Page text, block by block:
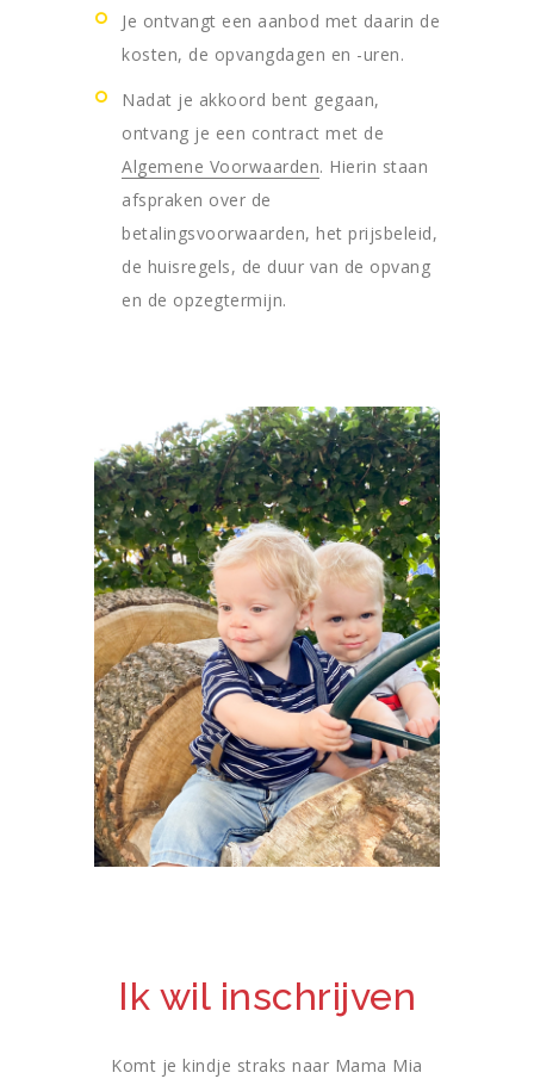
Je ontvangt een aanbod met daarin de
kosten, de opvangdagen en -uren.
Nadat je akkoord bent gegaan,
ontvang je een contract met de
Algemene Voorwaarden. Hierin staan
afspraken over de
betalingsvoorwaarden, het prijsbeleid,
de huisregels, de duur van de opvang
en de opzegtermijn.
Ik wil inschrijven
Komt je kindje straks naar Mama Mia